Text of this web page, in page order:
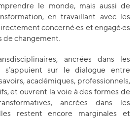
le monde, mais aussi de
en travaillant avec les
concerné·es et engagé·es
de changement.
ancrées dans les
sur le dialogue entre
académiques, professionnels,
et ouvrent la voie à des formes de
ancrées dans les
restent encore marginales et